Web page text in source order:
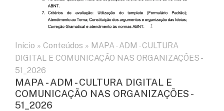
Início » Conteúdos » MAPA - ADM - CULTURA
DIGITAL E COMUNICAÇÃO NAS ORGANIZAÇÕES -
51_2026
MAPA - ADM - CULTURA DIGITAL E
COMUNICAÇÃO NAS ORGANIZAÇÕES -
51_2026